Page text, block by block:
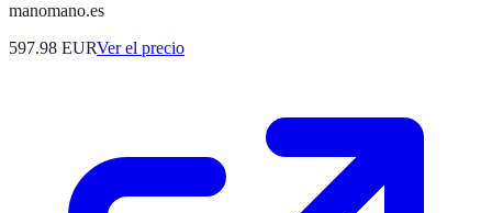
manomano.es
597.98 EURVer el precio